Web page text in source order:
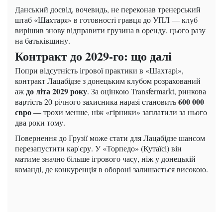
Данський досвід, вочевидь, не переконав тренерський
штаб «Шахтаря» в готовності гравця до УПЛ — клуб
вирішив знову відправити грузина в оренду, цього разу
на батьківщину.
Контракт до 2029-го: що далі
Попри відсутність ігрової практики в «Шахтарі»,
контракт Лацабідзе з донецьким клубом розрахований
аждо літа 2029 року. За оцінкою Transfermarkt, ринкова
вартість 20-річного захисника наразі становить600 000
євро— трохи менше, ніж «гірники» заплатили за нього
два роки тому.
Повернення до Грузії може стати для Лацабідзе шансом
перезапустити кар'єру. У «Торпедо» (Кутаїсі) він
матиме значно більше ігрового часу, ніж у донецькій
команді, де конкуренція в обороні залишається високою.